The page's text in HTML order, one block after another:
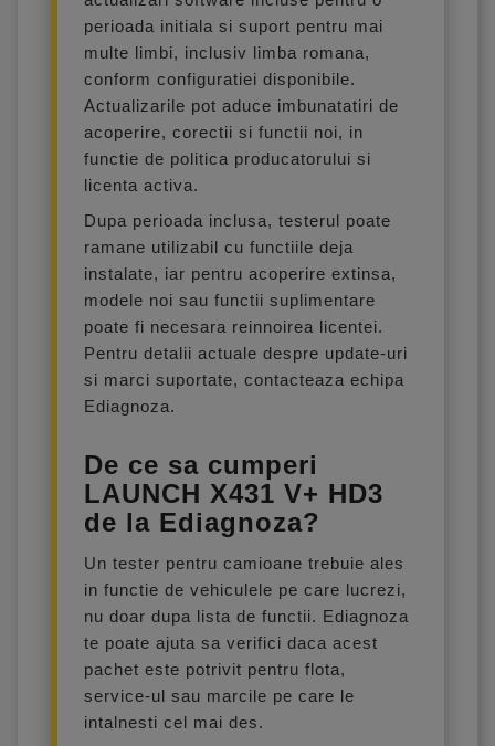
perioada initiala si suport pentru mai
multe limbi, inclusiv limba romana,
conform configuratiei disponibile.
Actualizarile pot aduce imbunatatiri de
acoperire, corectii si functii noi, in
functie de politica producatorului si
licenta activa.
Dupa perioada inclusa, testerul poate
ramane utilizabil cu functiile deja
instalate, iar pentru acoperire extinsa,
modele noi sau functii suplimentare
poate fi necesara reinnoirea licentei.
Pentru detalii actuale despre update-uri
si marci suportate, contacteaza echipa
Ediagnoza.
De ce sa cumperi
LAUNCH X431 V+ HD3
de la Ediagnoza?
Un tester pentru camioane trebuie ales
in functie de vehiculele pe care lucrezi,
nu doar dupa lista de functii. Ediagnoza
te poate ajuta sa verifici daca acest
pachet este potrivit pentru flota,
service-ul sau marcile pe care le
intalnesti cel mai des.